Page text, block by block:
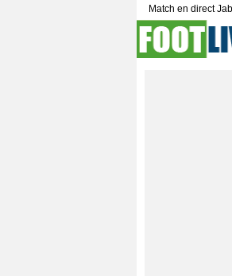
Match en direct